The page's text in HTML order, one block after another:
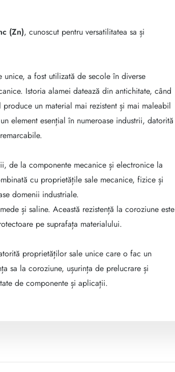
(Zn), cunoscut pentru versatilitatea sa și
a fost utilizată de secole în diverse
Istoria alamei datează din antichitate, când
un material mai rezistent și mai maleabil
element esențial în numeroase industrii, datorită
de la componente mecanice și electronice la
cu proprietățile sale mecanice, fizice și
domenii industriale.
și saline. Această rezistență la coroziune este
pe suprafața materialului.
proprietăților sale unice care o fac un
sa la coroziune, ușurința de prelucrare și
de componente și aplicații.